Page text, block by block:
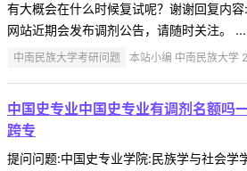
有大概会在什么时候复试呢？谢谢回复内
网站近期会发布调剂公告，请随时关注。 ...
中南民族大学考研问题 本站小编 中南民族大学
中国史专业中国史专业有调剂名额吗
跨专
提问问题:中国史专业学院:民族学与社会